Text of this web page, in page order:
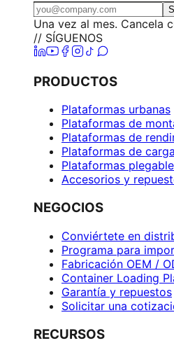
Una vez al mes. Cancela
// SÍGUENOS
PRODUCTOS
Plataformas urbanas
Plataformas de
Plataformas de
Plataformas de carga
Plataformas
Accesorios y
NEGOCIOS
Conviértete en
Programa para
Fabricación OEM /
Container Loading
Garantía y repuestos
Solicitar una
RECURSOS